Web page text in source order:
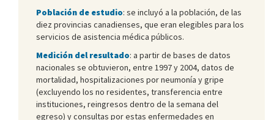
Población de estudio: se incluyó a la población, de las
diez provincias canadienses, que eran elegibles para los
servicios de asistencia médica públicos.
Medición del resultado: a partir de bases de datos
nacionales se obtuvieron, entre 1997 y 2004, datos de
mortalidad, hospitalizaciones por neumonía y gripe
(excluyendo los no residentes, transferencia entre
instituciones, reingresos dentro de la semana del
egreso) y consultas por estas enfermedades en